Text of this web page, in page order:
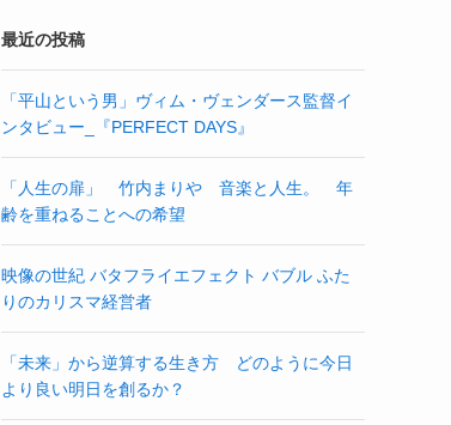
最近の投稿
「平山という男」ヴィム・ヴェンダース監督イ
ンタビュー_『PERFECT DAYS』
「人生の扉」 竹内まりや 音楽と人生。 年
齢を重ねることへの希望
映像の世紀 バタフライエフェクト バブル ふた
りのカリスマ経営者
「未来」から逆算する生き方 どのように今日
より良い明日を創るか？